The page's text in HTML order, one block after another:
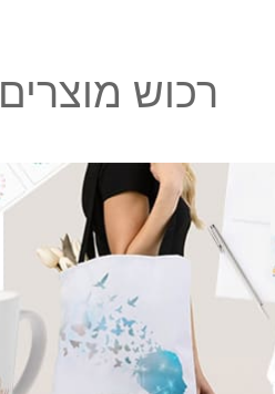
רכוש מוצרים